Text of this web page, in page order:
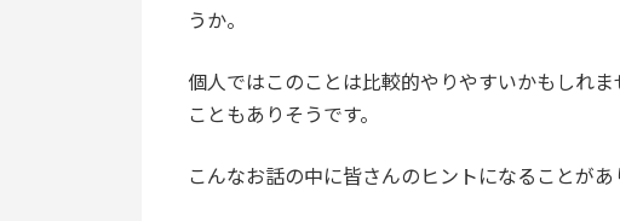
うか。
個人ではこのことは比較的やりやすいかもしれ
こともありそうです。
こんなお話の中に皆さんのヒントになることがあ